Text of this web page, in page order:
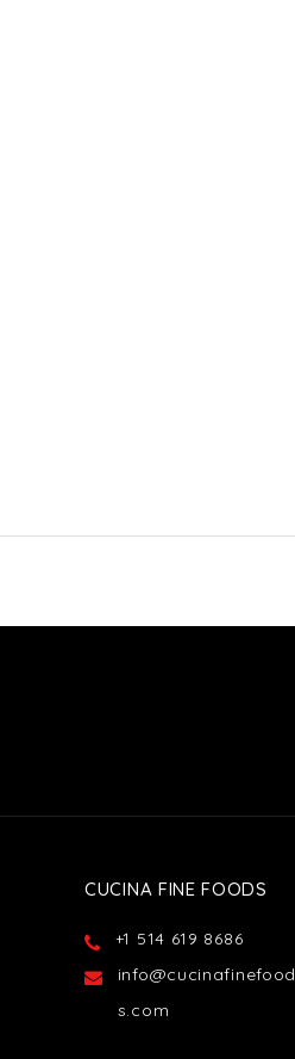
CUCINA FINE FOODS
+1 514 619 8686
info@cucinafinefood
s.com